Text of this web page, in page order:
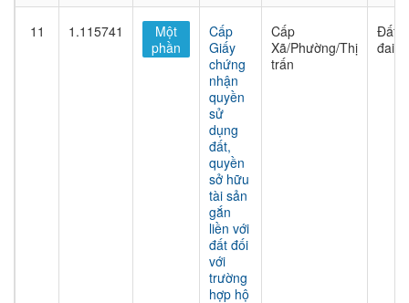
11 1.115741
Một
phần
Cấp
Giấy
chứng
nhận
quyền
sử
dụng
đất,
quyền
sở hữu
tài sản
gắn
liền với
đất đối
với
trường
hợp hộ
Cấp
Xã/Phường/Thị
trấn
Đất
đai